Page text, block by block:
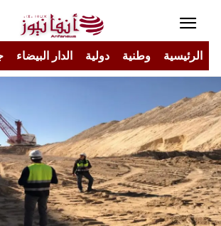
الرئيسية وطنية دولية الدار البيضاء